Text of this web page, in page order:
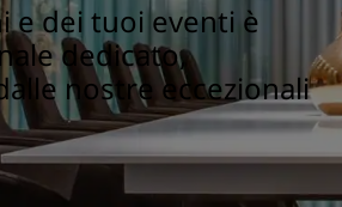
e dei tuoi eventi è
dedicato,
nostre eccezionali